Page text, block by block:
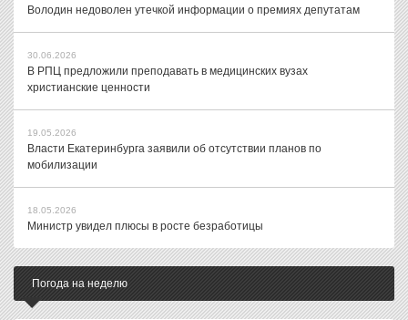
Володин недоволен утечкой информации о премиях депутатам
30.06.2026
В РПЦ предложили преподавать в медицинских вузах
христианские ценности
19.05.2026
Власти Екатеринбурга заявили об отсутствии планов по
мобилизации
18.05.2026
Министр увидел плюсы в росте безработицы
Погода на неделю